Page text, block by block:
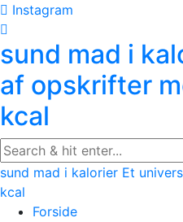
Skip
to
content
Instagram
sund mad i
af opskrifter
kcal
sund mad i kalorier Et
kcal
Forside